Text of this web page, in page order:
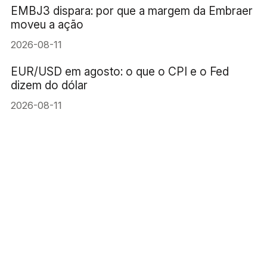
EMBJ3 dispara: por que a margem da Embraer
moveu a ação
2026-08-11
EUR/USD em agosto: o que o CPI e o Fed
dizem do dólar
2026-08-11